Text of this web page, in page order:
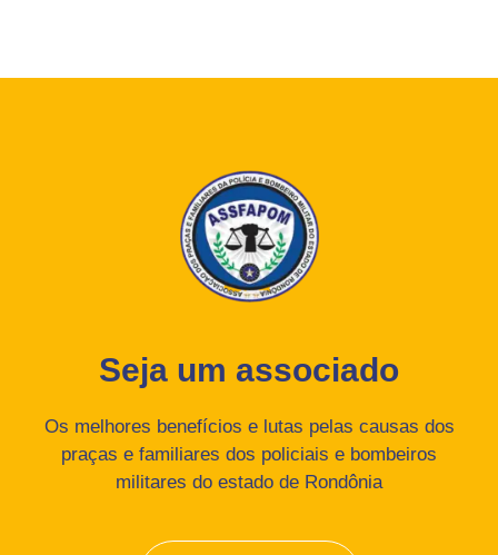
Seja um associado
Os melhores benefícios e lutas pelas causas dos
praças e familiares dos policiais e bombeiros
militares do estado de Rondônia